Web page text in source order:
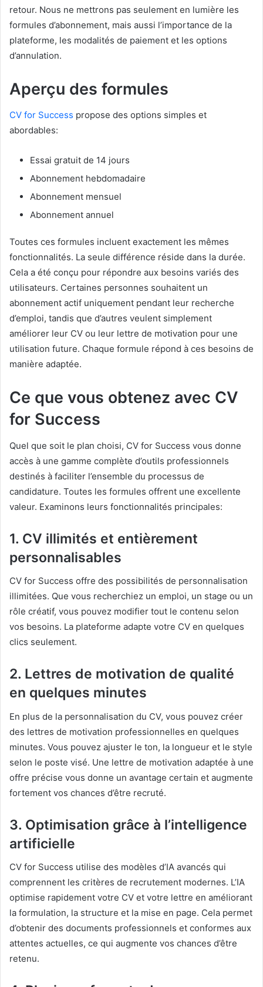
retour. Nous ne mettrons pas seulement en lumière les
formules d’abonnement, mais aussi l’importance de la
plateforme, les modalités de paiement et les options
d’annulation.
Aperçu des formules
CV for Success propose des options simples et
abordables:
Essai gratuit de 14 jours
Abonnement hebdomadaire
Abonnement mensuel
Abonnement annuel
Toutes ces formules incluent exactement les mêmes
fonctionnalités. La seule différence réside dans la durée.
Cela a été conçu pour répondre aux besoins variés des
utilisateurs. Certaines personnes souhaitent un
abonnement actif uniquement pendant leur recherche
d’emploi, tandis que d’autres veulent simplement
améliorer leur CV ou leur lettre de motivation pour une
utilisation future. Chaque formule répond à ces besoins de
manière adaptée.
Ce que vous obtenez avec CV
for Success
Quel que soit le plan choisi, CV for Success vous donne
accès à une gamme complète d’outils professionnels
destinés à faciliter l’ensemble du processus de
candidature. Toutes les formules offrent une excellente
valeur. Examinons leurs fonctionnalités principales:
1. CV illimités et entièrement
personnalisables
CV for Success offre des possibilités de personnalisation
illimitées. Que vous recherchiez un emploi, un stage ou un
rôle créatif, vous pouvez modifier tout le contenu selon
vos besoins. La plateforme adapte votre CV en quelques
clics seulement.
2. Lettres de motivation de qualité
en quelques minutes
En plus de la personnalisation du CV, vous pouvez créer
des lettres de motivation professionnelles en quelques
minutes. Vous pouvez ajuster le ton, la longueur et le style
selon le poste visé. Une lettre de motivation adaptée à une
offre précise vous donne un avantage certain et augmente
fortement vos chances d’être recruté.
3. Optimisation grâce à l’intelligence
artificielle
CV for Success utilise des modèles d’IA avancés qui
comprennent les critères de recrutement modernes. L’IA
optimise rapidement votre CV et votre lettre en améliorant
la formulation, la structure et la mise en page. Cela permet
d’obtenir des documents professionnels et conformes aux
attentes actuelles, ce qui augmente vos chances d’être
retenu.